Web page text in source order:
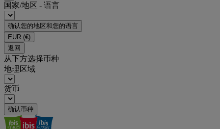
国家/地区 - 语言
确认您的地区和您的语言
EUR (€)
返回
从下方选择币种
地理区域
货币
确认币种